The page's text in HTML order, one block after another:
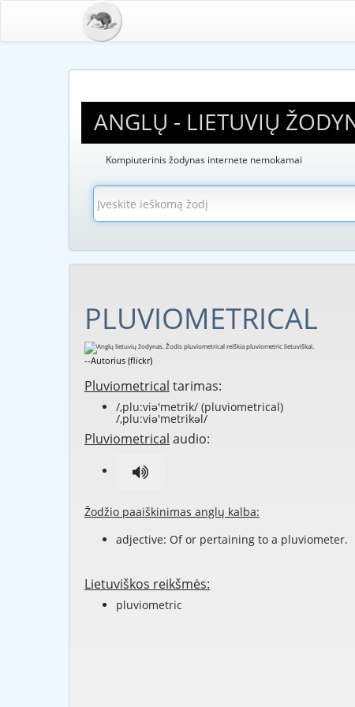
ANGLŲ - LIETUVIŲ
Kompiuterinis žodynas internete nemokamai
PLUVIOMETRICAL
--Autorius (flickr)
Pluviometrical tarimas:
/,plu:viə'metrik/ (pluviometrical)
/,plu:viə'metrikəl/
Pluviometrical audio:
Žodžio paaiškinimas anglų kalba:
adjective: Of or pertaining to a pluviometer.
Lietuviškos reikšmės:
pluviometric